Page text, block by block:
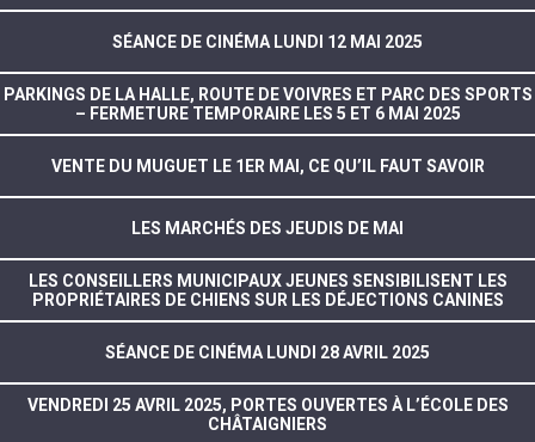
SÉANCE DE CINÉMA LUNDI 12 MAI 2025
PARKINGS DE LA HALLE, ROUTE DE VOIVRES ET PARC DES SPORTS
– FERMETURE TEMPORAIRE LES 5 ET 6 MAI 2025
VENTE DU MUGUET LE 1ER MAI, CE QU’IL FAUT SAVOIR
LES MARCHÉS DES JEUDIS DE MAI
LES CONSEILLERS MUNICIPAUX JEUNES SENSIBILISENT LES
PROPRIÉTAIRES DE CHIENS SUR LES DÉJECTIONS CANINES
SÉANCE DE CINÉMA LUNDI 28 AVRIL 2025
VENDREDI 25 AVRIL 2025, PORTES OUVERTES À L’ÉCOLE DES
CHÂTAIGNIERS